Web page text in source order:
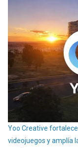
Yoo Creative
videojuegos y amplía